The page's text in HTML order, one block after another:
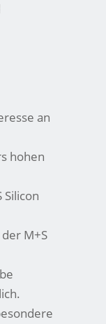
an
hohen
M+S